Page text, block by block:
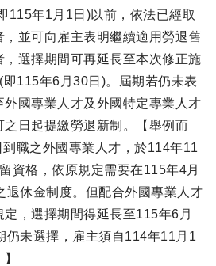
115年1月1日)以前，依法已經取
，並可向雇主表明繼續適用勞退舊
，選擇期間可再延長至本次修正施
115年6月30日)。屆期若仍未表
外國專業人才及外國特定專業人才
之日起提繳勞退新制。【舉例而
職之外國專業人才，於114年11
資格，依原規定需要在115年4月
退休金制度。但配合外國專業人才
，選擇期間得延長至115年6月
仍未選擇，雇主須自114年11月1